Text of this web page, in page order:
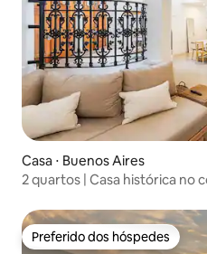
Casa ⋅ Buenos Aires
2 quartos | Casa histórica no
Preferido dos hóspedes
Preferido dos hóspedes